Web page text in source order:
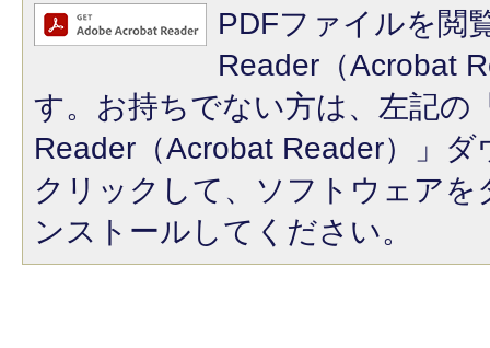
PDFファイルを閲
Reader（Acrobat
す。お持ちでない方は、左記の
Reader（Acrobat Reader）」
クリックして、ソフトウェア
ンストールしてください。